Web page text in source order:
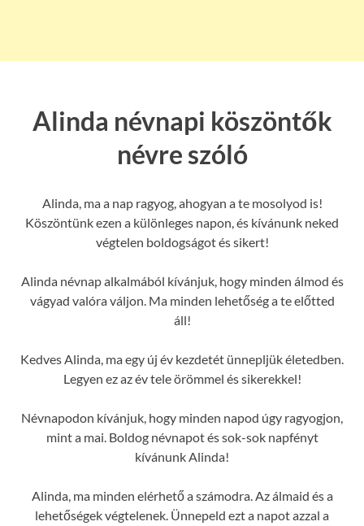
Alinda névnapi köszöntők
névre szóló
Alinda, ma a nap ragyog, ahogyan a te mosolyod is!
Köszöntünk ezen a különleges napon, és kívánunk neked
végtelen boldogságot és sikert!
Alinda névnap alkalmából kívánjuk, hogy minden álmod és
vágyad valóra váljon. Ma minden lehetőség a te előtted
áll!
Kedves Alinda, ma egy új év kezdetét ünnepljük életedben.
Legyen ez az év tele örömmel és sikerekkel!
Névnapodon kívánjuk, hogy minden napod úgy ragyogjon,
mint a mai. Boldog névnapot és sok-sok napfényt
kívánunk Alinda!
Alinda, ma minden elérhető a számodra. Az álmaid és a
lehetőségek végtelenek. Ünnepeld ezt a napot azzal a